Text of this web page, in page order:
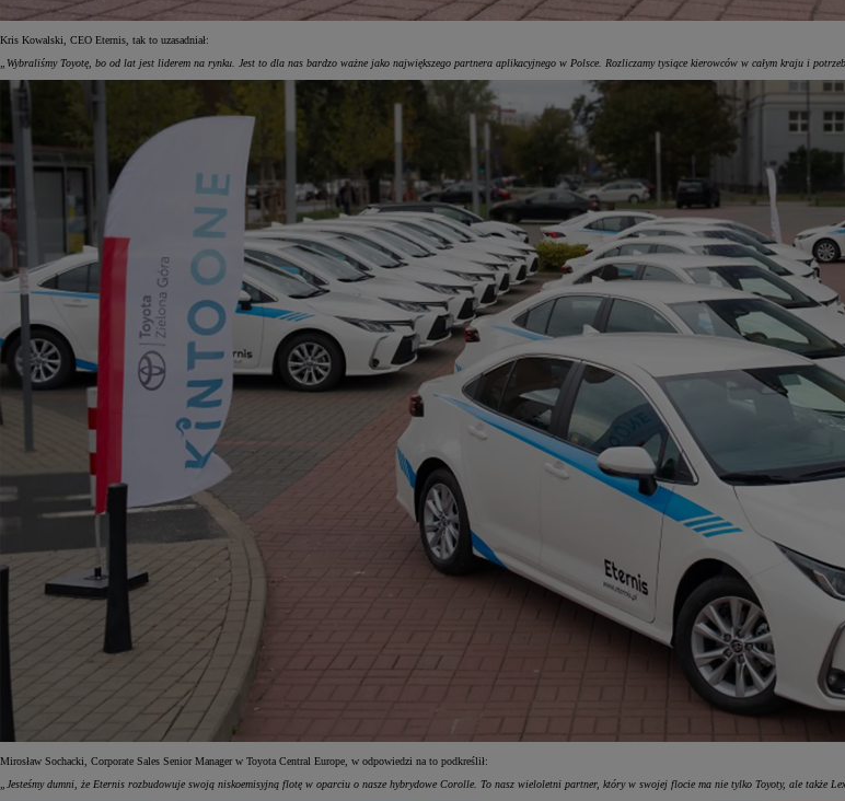
Kris Kowalski, CEO Eternis, tak to uzasadniał:
„Wybraliśmy Toyotę, bo od lat jest liderem na rynku. Jest to dla nas bardzo ważne jako największego partnera aplikacyjnego w Polsce. Rozliczamy tysiące kierowców w całym kraju i
Mirosław Sochacki, Corporate Sales Senior Manager w Toyota Central Europe, w odpowiedzi na to podkreślił:
„Jesteśmy dumni, że Eternis rozbudowuje swoją niskoemisyjną flotę w oparciu o nasze hybrydowe Corolle. To nasz wieloletni partner, który w swojej flocie ma nie tylko Toyoty, ale także